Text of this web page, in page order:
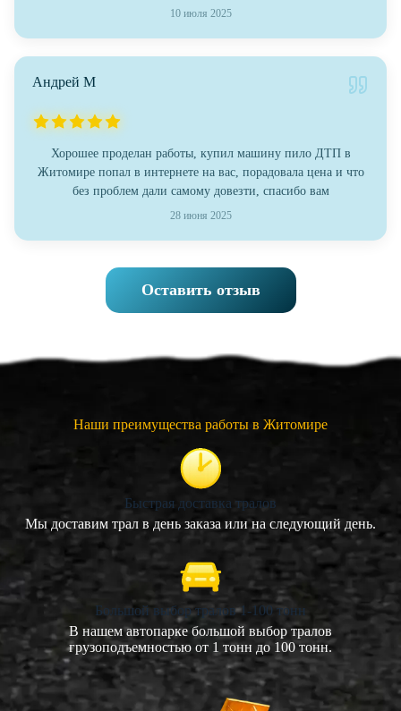
10 июля 2025
Андрей М
Хорошее проделан работы, купил машину пило ДТП в
Житомире попал в интернете на вас, порадовала цена и что
без проблем дали самому довезти, спасибо вам
28 июня 2025
Оставить отзыв
Наши преимущества работы в Житомире
Быстрая доставка тралов
Мы доставим трал в день заказа или на следующий день.
Большой выбор тралов 1-100 тонн
В нашем автопарке большой выбор тралов
грузоподъемностью от 1 тонн до 100 тонн.